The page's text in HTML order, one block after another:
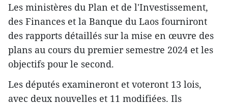
Les ministères du Plan et de l'Investissement,
des Finances et la Banque du Laos fourniront
des rapports détaillés sur la mise en œuvre des
plans au cours du premier semestre 2024 et les
objectifs pour le second.
Les députés examineront et voteront 13 lois,
avec deux nouvelles et 11 modifiées. Ils